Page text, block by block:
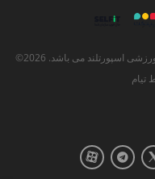
اسپورتلند می باشد. 2026©
تیام